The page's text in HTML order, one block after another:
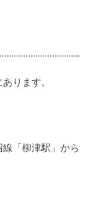
ります。
「柳津駅」から